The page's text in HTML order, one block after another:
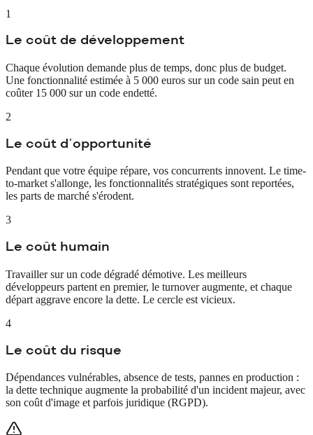
1
Le coût de développement
Chaque évolution demande plus de temps, donc plus de budget.
Une fonctionnalité estimée à 5 000 euros sur un code sain peut en
coûter 15 000 sur un code endetté.
2
Le coût d'opportunité
Pendant que votre équipe répare, vos concurrents innovent. Le time-
to-market s'allonge, les fonctionnalités stratégiques sont reportées,
les parts de marché s'érodent.
3
Le coût humain
Travailler sur un code dégradé démotive. Les meilleurs
développeurs partent en premier, le turnover augmente, et chaque
départ aggrave encore la dette. Le cercle est vicieux.
4
Le coût du risque
Dépendances vulnérables, absence de tests, pannes en production :
la dette technique augmente la probabilité d'un incident majeur, avec
son coût d'image et parfois juridique (RGPD).